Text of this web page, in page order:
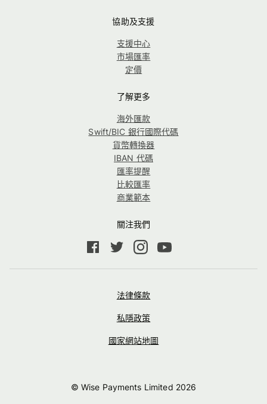
協助及支援
支援中心
市場匯率
定價
了解更多
海外匯款
Swift/BIC 銀行國際代碼
貨幣轉換器
IBAN 代碼
匯率提醒
比較匯率
商業範本
關注我們
法律條款
私隱政策
國家網站地圖
© Wise Payments Limited 2026